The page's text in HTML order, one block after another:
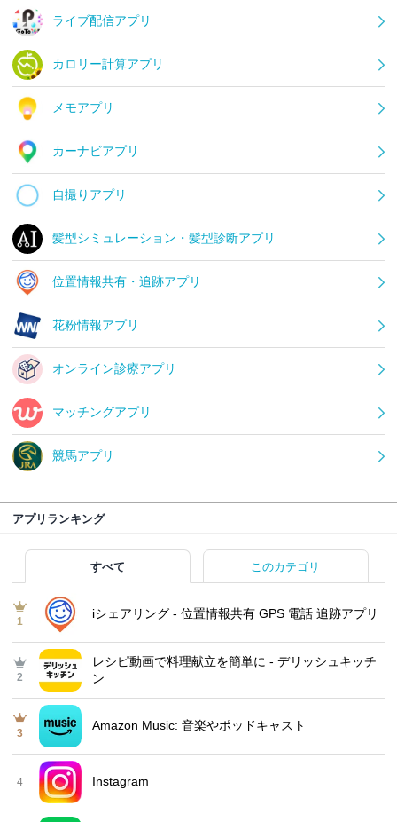
ライブ配信アプリ
カロリー計算アプリ
メモアプリ
カーナビアプリ
自撮りアプリ
髪型シミュレーション・髪型診断アプリ
位置情報共有・追跡アプリ
花粉情報アプリ
オンライン診療アプリ
マッチングアプリ
競馬アプリ
アプリランキング
すべて このカテゴリ
1
iシェアリング - 位置情報共有 GPS 電話 追跡アプリ
2
レシピ動画で料理献立を簡単‪に - デリッシュキッチ
ン
3
Amazon Music: 音楽やポッドキャスト
4 Instagram